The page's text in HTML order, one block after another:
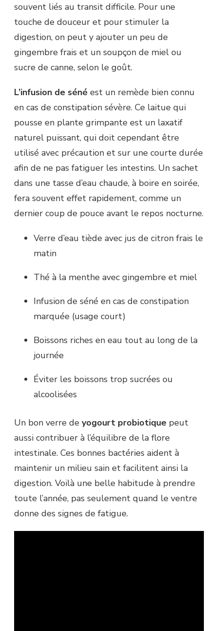
souvent liés au transit difficile. Pour une
touche de douceur et pour stimuler la
digestion, on peut y ajouter un peu de
gingembre frais et un soupçon de miel ou
sucre de canne, selon le goût.
L’infusion de séné est un remède bien connu
en cas de constipation sévère. Ce laitue qui
pousse en plante grimpante est un laxatif
naturel puissant, qui doit cependant être
utilisé avec précaution et sur une courte durée
afin de ne pas fatiguer les intestins. Un sachet
dans une tasse d’eau chaude, à boire en soirée,
fera souvent effet rapidement, comme un
dernier coup de pouce avant le repos nocturne.
Verre d’eau tiède avec jus de citron frais le
matin
Thé à la menthe avec gingembre et miel
Infusion de séné en cas de constipation
marquée (usage court)
Boissons riches en eau tout au long de la
journée
Éviter les boissons trop sucrées ou
alcoolisées
Un bon verre de yogourt probiotique peut
aussi contribuer à l’équilibre de la flore
intestinale. Ces bonnes bactéries aident à
maintenir un milieu sain et facilitent ainsi la
digestion. Voilà une belle habitude à prendre
toute l’année, pas seulement quand le ventre
donne des signes de fatigue.